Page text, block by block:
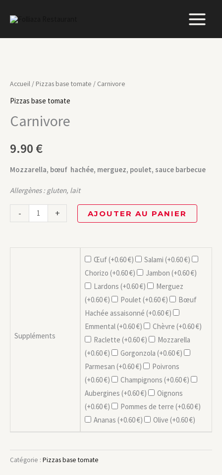
Accueil / Pizzas base tomate / Carnivore
Pizzas base tomate
Carnivore
9.90 €
Mozzarella, bœuf hachée, merguez, poulet, sauce barbecue
Allergènes : gluten, lait
-
de
Carnivore
+ AJOUTER AU PANIER
Suppléments
Œuf (+0.60€) Salami (+0.60€)
Chorizo (+0.60€) Jambon (+0.60€)
Lardons (+0.60€)
Merguez
(+0.60€) Poulet (+0.60€)
Bœuf
Hachée assaisonné (+0.60€)
Emmental (+0.60€) Chèvre (+0.60€)
Raclette (+0.60€)
Mozzarella
(+0.60€) Gorgonzola (+0.60€)
Parmesan (+0.60€)
Poivrons
(+0.60€) Champignons (+0.60€)
Aubergines (+0.60€)
Oignons
(+0.60€) Pommes de terre (+0.60€)
Ananas (+0.60€) Olive (+0.60€)
Catégorie : Pizzas base tomate